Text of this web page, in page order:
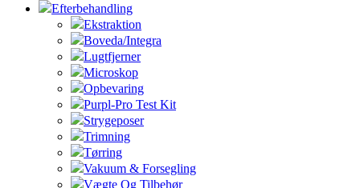
Efterbehandling
Ekstraktion
Boveda/Integra
Lugtfjerner
Microskop
Opbevaring
Purpl-Pro Test Kit
Strygeposer
Trimning
Tørring
Vakuum & Forsegling
Vægte Og Tilbehør